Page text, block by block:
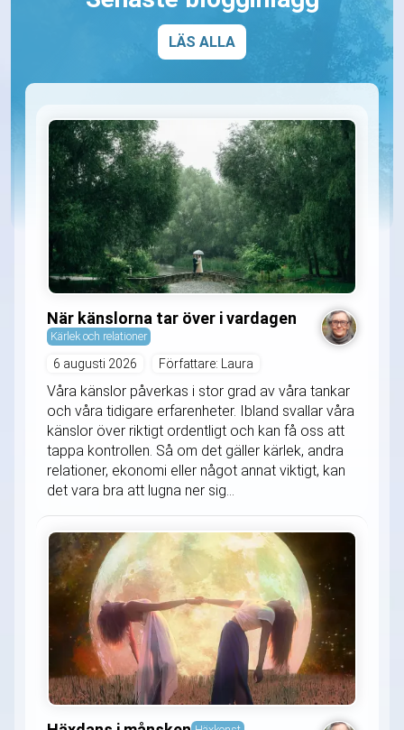
LÄS ALLA
När känslorna tar över i vardagen
Kärlek och relationer
6 augusti 2026 Författare: Laura
Våra känslor påverkas i stor grad av våra tankar
och våra tidigare erfarenheter. Ibland svallar våra
känslor över riktigt ordentligt och kan få oss att
tappa kontrollen. Så om det gäller kärlek, andra
relationer, ekonomi eller något annat viktigt, kan
det vara bra att lugna ner sig...